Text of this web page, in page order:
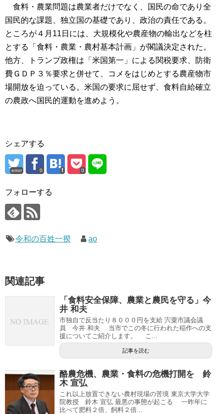
食料・農業問題は農業者だけでなく、国民の命であり全
国民的な課題、独立国の基礎であり、政治の責任である。
ところが４月11日には、大規模化や農産物の輸出などを柱
とする「食料・農業・農村基本計画」が閣議決定された。
他方、トランプ政権は「米国第一」による関税要求、防衛
費ＧＤＰ３％要求と併せて、コメをはじめとする農産物市
場開放を迫っている。米国の要求に屈せず、食料自給確立
の農政へ国民的運動を進めよう。
シェアする
error 0 0
フォローする
令和の百姓一揆 ao
関連記事
「食料安全保障、農業と農民を守る」今
井 和夫
市独自で反当たり８０００円を支給 宍粟市議会議
員 今井 和夫 当市でこの冬に行われた稲作への支
援についてご紹介します。 こ...
記事を読む
酪農危機、農業・食料の危機打開を 鈴
木 宣弘
これ以上放置できない農村現場の苦境 東京大学大学
院教授 鈴木 宣弘 最悪の事態が起こる 一昨年に
比べて肥料２倍、飼料２倍...